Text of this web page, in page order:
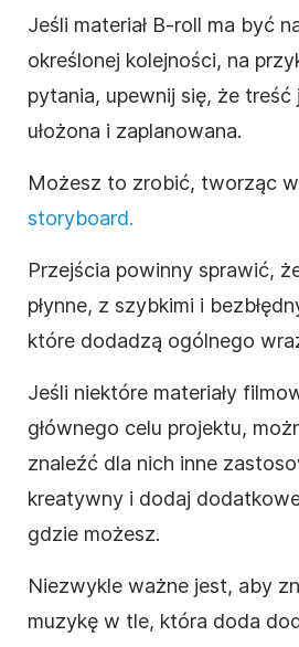
Jeśli materiał B-roll ma być
określonej kolejności, na
pytania, upewnij się, że
ułożona i zaplanowana.
Możesz to zrobić, tworząc
storyboard.
Przejścia powinny sprawić,
płynne, z szybkimi i
które dodadzą ogólnego
Jeśli niektóre materiały
głównego celu projektu,
znaleźć dla nich inne
kreatywny i dodaj
gdzie możesz.
Niezwykle ważne jest, aby
muzykę w tle, która doda